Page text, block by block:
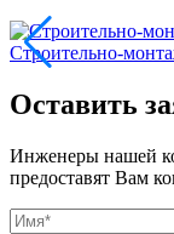
Строительно-
Оставить
Инженеры нашей
предоставят Вам